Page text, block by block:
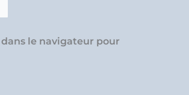
le navigateur pour